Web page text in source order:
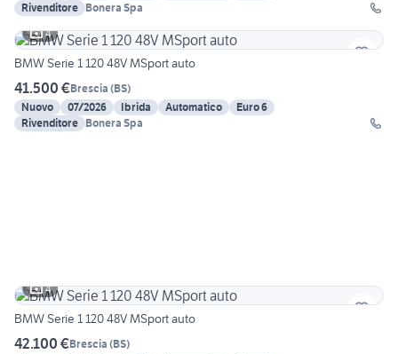
Rivenditore Bonera Spa
4
BMW Serie 1 120 48V MSport auto
41.500 €Brescia (BS)
Nuovo
07/2026 Ibrida Automatico
Euro 6
Rivenditore Bonera Spa
4
BMW Serie 1 120 48V MSport auto
42.100 €Brescia (BS)